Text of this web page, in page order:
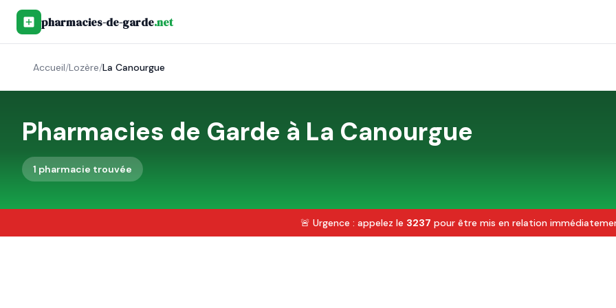
pharmacies-de-garde.net
Accueil/Lozère/La Canourgue
Pharmacies de Garde à La Canourgue
1 pharmacie trouvée
🚨 Urgence : appelez le 3237 pour être mis en relation